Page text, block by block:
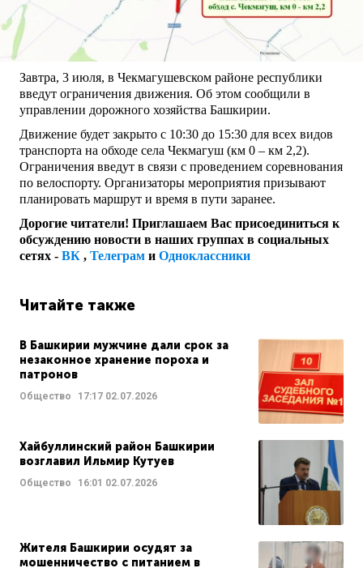
Завтра, 3 июля, в Чекмагушевском районе республики
введут ограничения движения. Об этом сообщили в
управлении дорожного хозяйства Башкирии.
Движение будет закрыто с 10:30 до 15:30 для всех видов
транспорта на обходе села Чекмагуш (км 0 – км 2,2).
Ограничения введут в связи с проведением соревнования
по велоспорту. Организаторы мероприятия призывают
планировать маршрут и время в пути заранее.
Дорогие читатели! Приглашаем Вас присоединиться к
обсуждению новости в наших группах в социальных
сетях - ВК , Телеграм и Одноклассники
Читайте также
В Башкирии мужчине дали срок за
незаконное хранение пороха и
патронов
Общество 17:17 02.07.2026
Хайбуллинский район Башкирии
возглавил Ильмир Кутуев
Общество 16:01 02.07.2026
Жителя Башкирии осудят за
мошенничество с питанием в